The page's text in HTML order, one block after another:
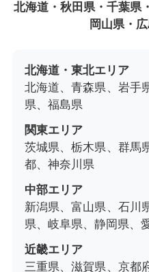
北海道・秋田県・千葉県
岡山県・
北海道・東北エリア
北海道、青森県、岩手
県、福島県
関東エリア
茨城県、栃木県、群馬
都、神奈川県
中部エリア
新潟県、富山県、石川
県、岐阜県、静岡県、
近畿エリア
三重県、滋賀県、京都